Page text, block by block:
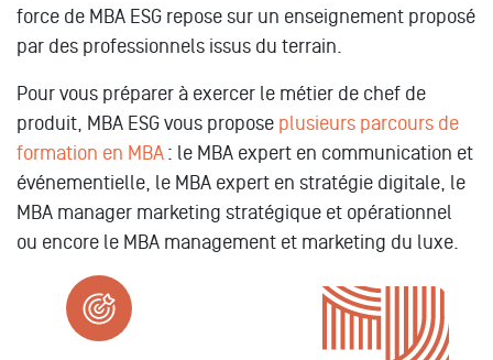
force de MBA ESG repose sur un enseignement proposé
par des professionnels issus du terrain.
Pour vous préparer à exercer le métier de chef de
produit, MBA ESG vous propose plusieurs parcours de
formation en MBA : le MBA expert en communication et
événementielle, le MBA expert en stratégie digitale, le
MBA manager marketing stratégique et opérationnel
ou encore le MBA management et marketing du luxe.